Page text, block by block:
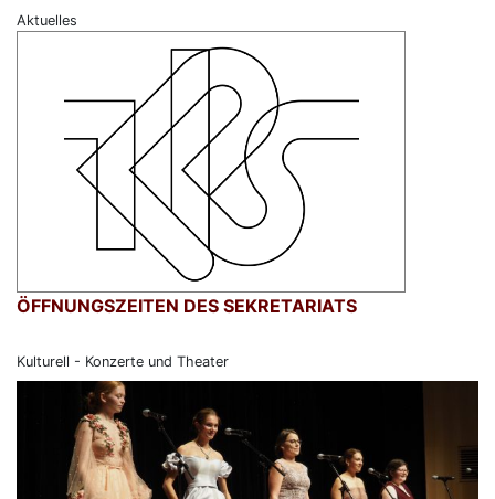
Aktuelles
ÖFFNUNGSZEITEN DES SEKRETARIATS
Kulturell - Konzerte und Theater